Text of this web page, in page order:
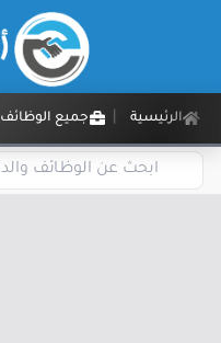
الرئيسية جميع الوظائف